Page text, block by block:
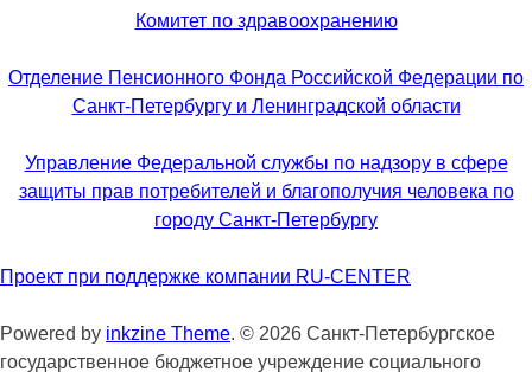
Комитет по здравоохранению
Отделение Пенсионного Фонда Российской Федерации по
Санкт-Петербургу и Ленинградской области
Управление Федеральной службы по надзору в сфере
защиты прав потребителей и благополучия человека по
городу Санкт-Петербургу
Проект при поддержке компании RU-CENTER
Powered by inkzine Theme. © 2026 Санкт-Петербургское
государственное бюджетное учреждение социального